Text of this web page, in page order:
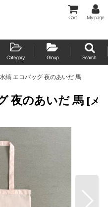
Cart My page
Category Group Search
縞 エコバッグ 夜のあいだ 馬
夜のあいだ 馬 [メ